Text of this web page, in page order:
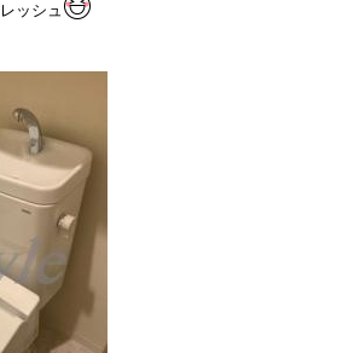
レッシュ